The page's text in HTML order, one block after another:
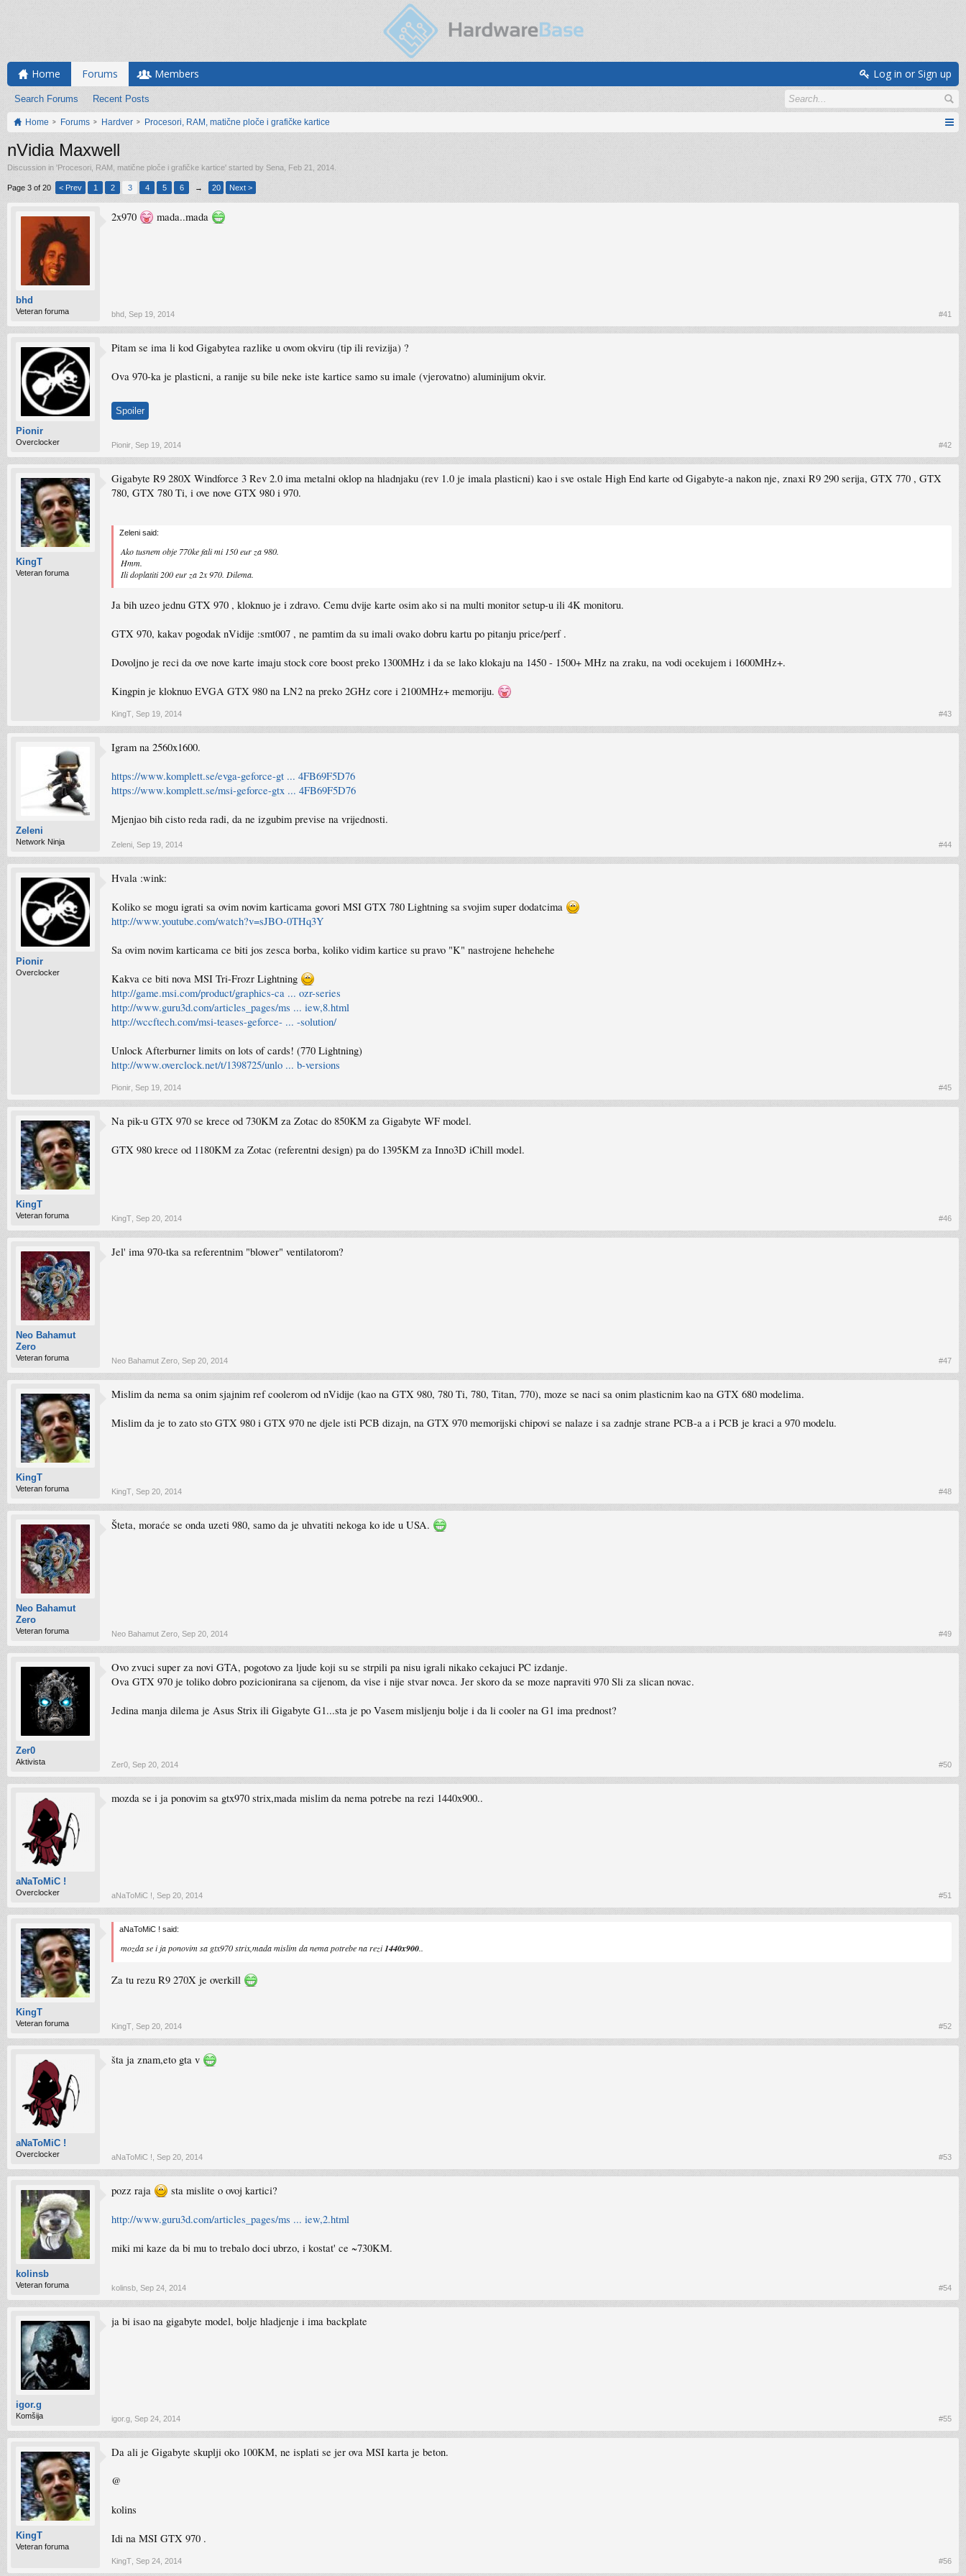
Home Forums
Search Forums Recent Posts
Members Log in or Sign up
Home Forums Hardver Procesori, RAM, matične ploče i grafičke kartice
nVidia Maxwell
Discussion in 'Procesori, RAM, matične ploče i grafičke kartice' started by Sena Feb 21, 2014
Page 3 of 20 < Prev 1 2 3 4 5 6 → 20 Next >
bhd
Veteran foruma
2x970 mada..mada
bhd Sep 19, 2014 #41
Pionir
Overclocker
Pitam se ima li kod Gigabytea razlike u ovom okviru (tip ili revizija) ?
Ova 970-ka je plasticni, a ranije su bile neke iste kartice samo su imale (vjerovatno) aluminijum okvir.
Spoiler
Pionir Sep 19, 2014 #42
KingT
Veteran foruma
Gigabyte R9 280X Windforce 3 Rev 2.0 ima metalni oklop na hladnjaku (rev 1.0 je imala plasticni) kao i sve ostale High End karte od Gigabyte-a nakon nje, znaxi R9 290 serija, GTX 770 , GTX
780, GTX 780 Ti, i ove nove GTX 980 i 970.
Zeleni said:
Ako tusnem obje 770ke fali mi 150 eur za 980.
Hmm.
Ili doplatiti 200 eur za 2x 970. Dilema.
Ja bih uzeo jednu GTX 970 , kloknuo je i zdravo. Cemu dvije karte osim ako si na multi monitor setup-u ili 4K monitoru.
GTX 970, kakav pogodak nVidije :smt007 , ne pamtim da su imali ovako dobru kartu po pitanju price/perf .
Dovoljno je reci da ove nove karte imaju stock core boost preko 1300MHz i da se lako klokaju na 1450 - 1500+ MHz na zraku, na vodi ocekujem i 1600MHz+.
Kingpin je kloknuo EVGA GTX 980 na LN2 na preko 2GHz core i 2100MHz+ memoriju.
KingT Sep 19, 2014 #43
Zeleni
Network Ninja
Igram na 2560x1600.
https://www.komplett.se/evga-geforce-gt ... 4FB69F5D76
https://www.komplett.se/msi-geforce-gtx ... 4FB69F5D76
Mjenjao bih cisto reda radi, da ne izgubim previse na vrijednosti.
Zeleni Sep 19, 2014 #44
Pionir
Overclocker
Hvala :wink:
Koliko se mogu igrati sa ovim novim karticama govori MSI GTX 780 Lightning sa svojim super dodatcima
http://www.youtube.com/watch?v=sJBO-0THq3Y
Sa ovim novim karticama ce biti jos zesca borba, koliko vidim kartice su pravo "K" nastrojene hehehehe
Kakva ce biti nova MSI Tri-Frozr Lightning
http://game.msi.com/product/graphics-ca ... ozr-series
http://www.guru3d.com/articles_pages/ms ... iew,8.html
http://wccftech.com/msi-teases-geforce- ... -solution/
Unlock Afterburner limits on lots of cards! (770 Lightning)
http://www.overclock.net/t/1398725/unlo ... b-versions
Pionir Sep 19, 2014 #45
KingT
Veteran foruma
Na pik-u GTX 970 se krece od 730KM za Zotac do 850KM za Gigabyte WF model.
GTX 980 krece od 1180KM za Zotac (referentni design) pa do 1395KM za Inno3D iChill model.
KingT Sep 20, 2014 #46
Neo Bahamut
Zero
Veteran foruma
Jel' ima 970-tka sa referentnim "blower" ventilatorom?
Neo Bahamut Zero Sep 20, 2014 #47
KingT
Veteran foruma
Mislim da nema sa onim sjajnim ref coolerom od nVidije (kao na GTX 980, 780 Ti, 780, Titan, 770), moze se naci sa onim plasticnim kao na GTX 680 modelima.
Mislim da je to zato sto GTX 980 i GTX 970 ne djele isti PCB dizajn, na GTX 970 memorijski chipovi se nalaze i sa zadnje strane PCB-a a i PCB je kraci a 970 modelu.
KingT Sep 20, 2014 #48
Neo Bahamut
Zero
Veteran foruma
Šteta, moraće se onda uzeti 980, samo da je uhvatiti nekoga ko ide u USA.
Neo Bahamut Zero Sep 20, 2014 #49
Zer0
Aktivista
Ovo zvuci super za novi GTA, pogotovo za ljude koji su se strpili pa nisu igrali nikako cekajuci PC izdanje.
Ova GTX 970 je toliko dobro pozicionirana sa cijenom, da vise i nije stvar novca. Jer skoro da se moze napraviti 970 Sli za slican novac.
Jedina manja dilema je Asus Strix ili Gigabyte G1...sta je po Vasem misljenju bolje i da li cooler na G1 ima prednost?
Zer0 Sep 20, 2014 #50
aNaToMiC !
Overclocker
mozda se i ja ponovim sa gtx970 strix,mada mislim da nema potrebe na rezi 1440x900..
aNaToMiC ! Sep 20, 2014 #51
KingT
Veteran foruma
aNaToMiC ! said:
mozda se i ja ponovim sa gtx970 strix,mada mislim da nema potrebe na rezi1440x900..
Za tu rezu R9 270X je overkill
KingT Sep 20, 2014 #52
aNaToMiC !
Overclocker
šta ja znam,eto gta v
aNaToMiC ! Sep 20, 2014 #53
kolinsb
Veteran foruma
pozz raja sta mislite o ovoj kartici?
http://www.guru3d.com/articles_pages/ms ... iew,2.html
miki mi kaze da bi mu to trebalo doci ubrzo, i kostat' ce ~730KM.
kolinsb Sep 24, 2014 #54
igor.g
Komšija
ja bi isao na gigabyte model, bolje hladjenje i ima backplate
igor.g Sep 24, 2014 #55
KingT
Veteran foruma
Da ali je Gigabyte skuplji oko 100KM, ne isplati se jer ova MSI karta je beton.
@
kolins
Idi na MSI GTX 970 .
KingT Sep 24, 2014 #56